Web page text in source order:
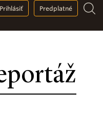
Prihlásiť Predplatné